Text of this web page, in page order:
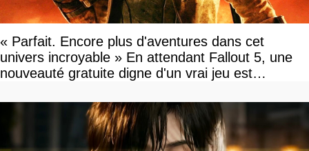
« Parfait. Encore plus d'aventures dans cet
univers incroyable » En attendant Fallout 5, une
nouveauté gratuite digne d'un vrai jeu est